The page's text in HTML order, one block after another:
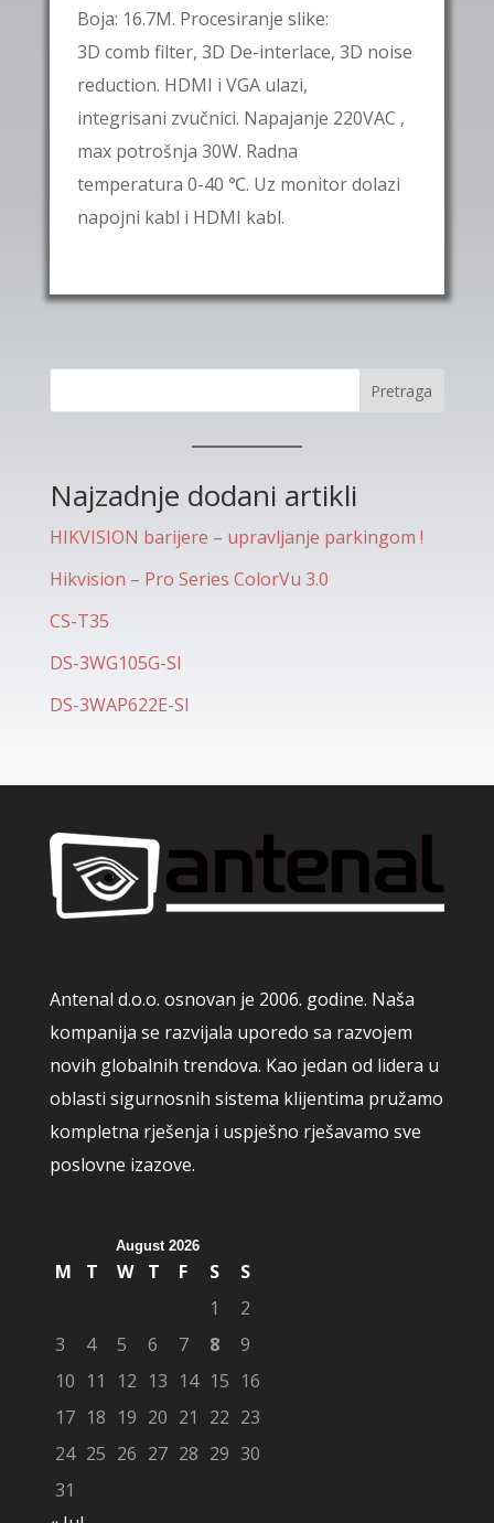
Boja: 16.7M. Procesiranje slike:
3D comb filter, 3D De-interlace, 3D noise
reduction. HDMI i VGA ulazi,
integrisani zvučnici. Napajanje 220VAC ,
max potrošnja 30W. Radna
temperatura 0-40 ℃. Uz monitor dolazi
napojni kabl i HDMI kabl.
Pretraga
Najzadnje dodani artikli
HIKVISION barijere – upravljanje parkingom !
Hikvision – Pro Series ColorVu 3.0
CS-T35
DS-3WG105G-SI
DS-3WAP622E-SI
Antenal d.o.o. osnovan je 2006. godine. Naša
kompanija se razvijala uporedo sa razvojem
novih globalnih trendova. Kao jedan od lidera u
oblasti sigurnosnih sistema klijentima pružamo
kompletna rješenja i uspješno rješavamo sve
poslovne izazove.
August 2026
M T W T F S
S
1
2
3
4 5 6 7 8
9
10 11 12 13 14 15 16
17 18 19 20 21 22 23
24 25 26 27 28 29 30
31